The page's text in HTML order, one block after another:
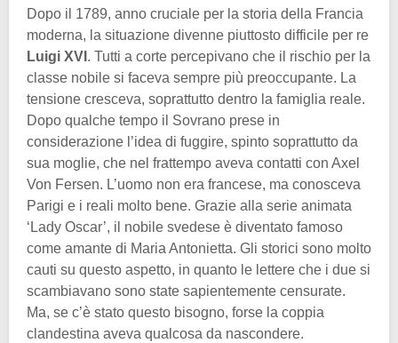
Dopo il 1789, anno cruciale per la storia della Francia
moderna, la situazione divenne piuttosto difficile per re
Luigi XVI . Tutti a corte percepivano che il rischio per la
classe nobile si faceva sempre più preoccupante. La
tensione cresceva, soprattutto dentro la famiglia reale.
Dopo qualche tempo il Sovrano prese in
considerazione l’idea di fuggire, spinto soprattutto da
sua moglie, che nel frattempo aveva contatti con Axel
Von Fersen. L’uomo non era francese, ma conosceva
Parigi e i reali molto bene. Grazie alla serie animata
‘Lady Oscar’, il nobile svedese è diventato famoso
come amante di Maria Antonietta. Gli storici sono molto
cauti su questo aspetto, in quanto le lettere che i due si
scambiavano sono state sapientemente censurate.
Ma, se c’è stato questo bisogno, forse la coppia
clandestina aveva qualcosa da nascondere.